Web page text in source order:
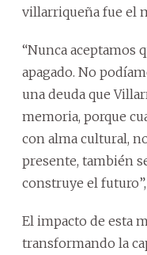
villarriqueña fue el
“Nunca aceptamos
apagado. No
una deuda que
memoria, porque
con alma cultural,
presente, también
construye el
El impacto de esta
transformando la